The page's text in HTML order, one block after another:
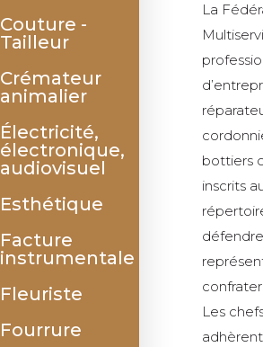
Couture -
Tailleur
Crémateur
animalier
Électricité,
électronique,
audiovisuel
Esthétique
Facture
instrumentale
Fleuriste
Fourrure
La
bottiers
inscrits
Les